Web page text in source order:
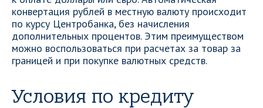
конвертация рублей в местную валюту происходит
по курсу Центробанка, без начисления
дополнительных процентов. Этим преимуществом
можно воспользоваться при расчетах за товар за
границей и при покупке валютных средств.
Условия по кредиту